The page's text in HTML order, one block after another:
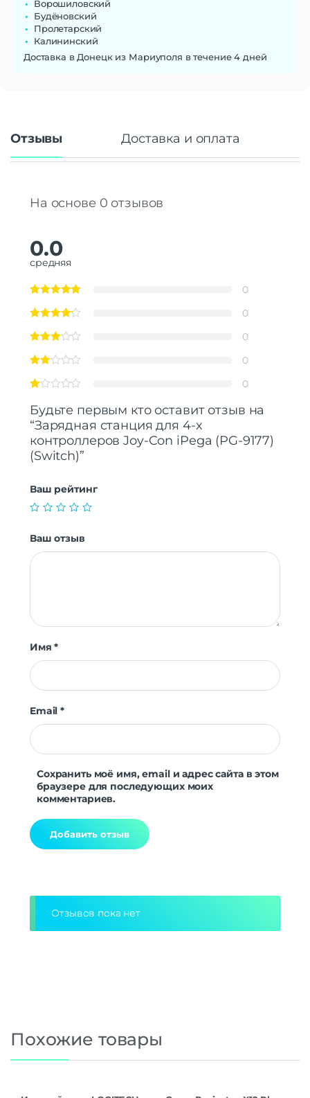
Ворошиловский
Будёновский
Пролетарский
Калининский
Доставка в Донецк из Мариуполя в течение 4 дней
Отзывы Доставка и оплата
На основе 0 отзывов
0.0
средняя
0
0
0
0
0
Будьте первым кто оставит отзыв на
“Зарядная станция для 4-х
контроллеров Joy-Con iPega (PG-9177)
(Switch)”
Ваш рейтинг
Ваш отзыв
Имя*
Email*
Сохранить моё имя, email и адрес сайта в этом
браузере для последующих моих
комментариев.
Отзывов пока нет
Похожие товары